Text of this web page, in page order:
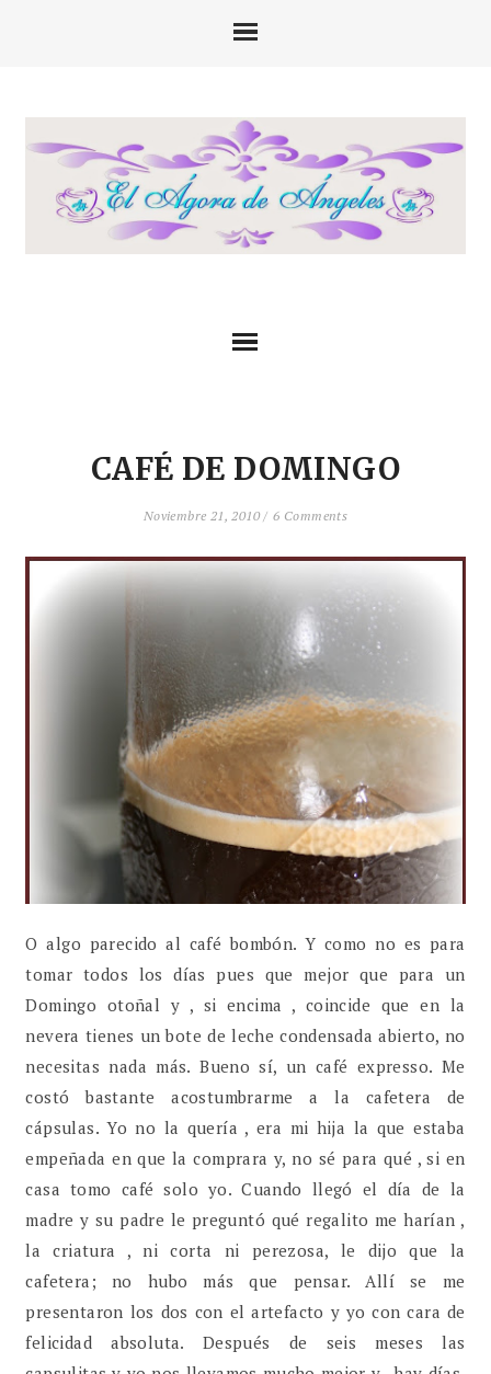
CAFÉ DE DOMINGO
Noviembre 21, 2010 / 6 Comments
O algo parecido al café bombón. Y como no es para
tomar todos los días pues que mejor que para un
Domingo otoñal y , si encima , coincide que en la
nevera tienes un bote de leche condensada abierto, no
necesitas nada más. Bueno sí, un café expresso. Me
costó bastante acostumbrarme a la cafetera de
cápsulas. Yo no la quería , era mi hija la que estaba
empeñada en que la comprara y, no sé para qué , si en
casa tomo café solo yo. Cuando llegó el día de la
madre y su padre le preguntó qué regalito me harían ,
la criatura , ni corta ni perezosa, le dijo que la
cafetera; no hubo más que pensar. Allí se me
presentaron los dos con el artefacto y yo con cara de
felicidad absoluta. Después de seis meses las